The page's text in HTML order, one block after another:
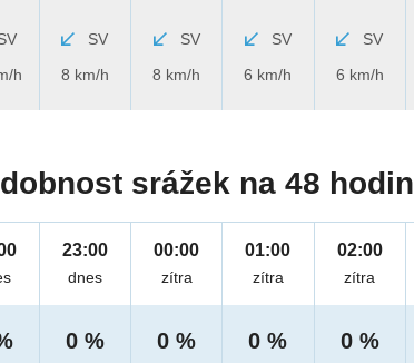
h
SV
8 km/h
SV
8 km/h
SV
6 km/h
SV
6 km/h
srážek na 48 hodin
23:00
dnes
0 %
00:00
zítra
0 %
01:00
zítra
0 %
02:00
zítra
0 %